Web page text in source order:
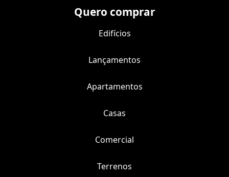
Quero comprar
Edifícios
Lançamentos
Apartamentos
Casas
Comercial
Terrenos